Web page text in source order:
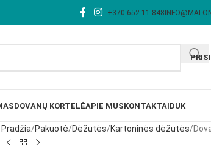
+370 652 11 848
DOVANŲ KORTELĖAPIE MUSKONTAKTAIDUK
Pradžia Pakuotė Dėžutės Kartoninės dėžutės